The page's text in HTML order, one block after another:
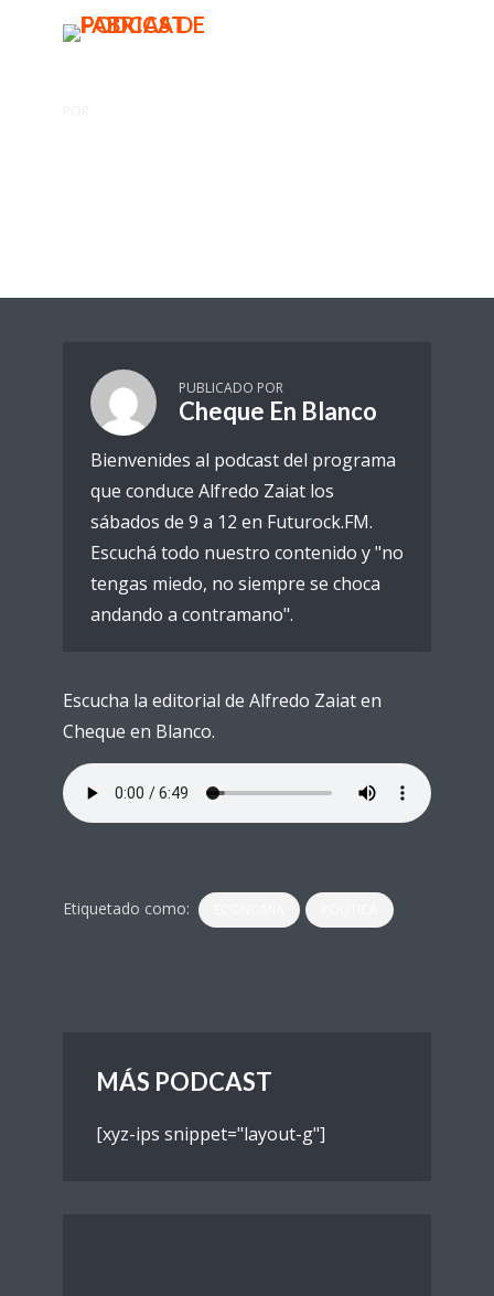
PUBLICADO POR
Cheque En Blanco
Bienvenides al podcast del programa
que conduce Alfredo Zaiat los
sábados de 9 a 12 en Futurock.FM.
Escuchá todo nuestro contenido y "no
tengas miedo, no siempre se choca
andando a contramano".
Escucha la editorial de Alfredo Zaiat en
Cheque en Blanco.
Etiquetado como:
MÁS PODCAST
[xyz-ips snippet="layout-g"]